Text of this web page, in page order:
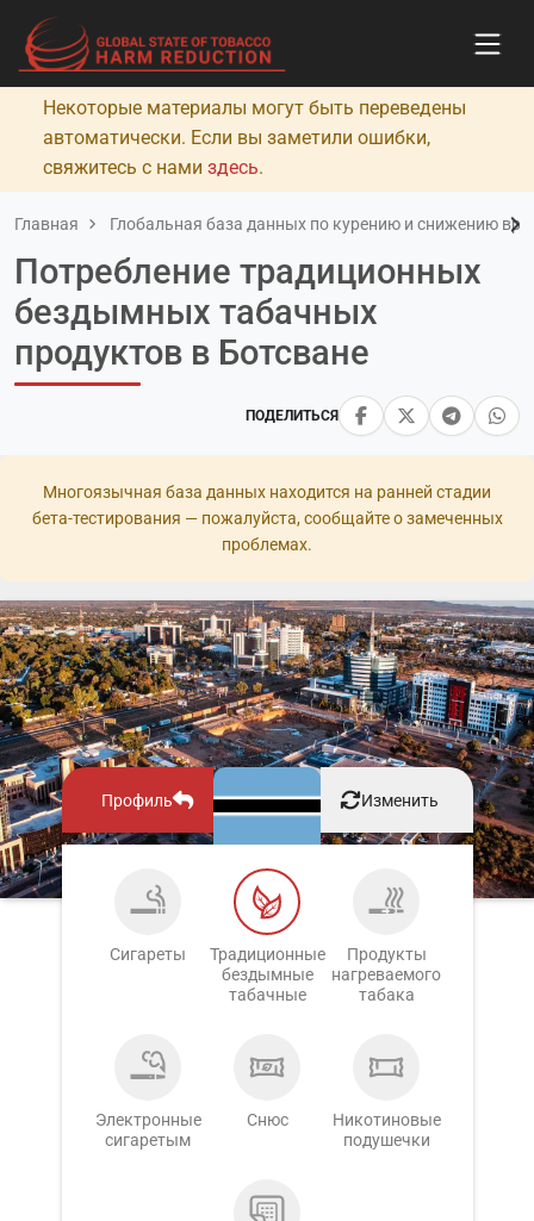
Некоторые материалы могут быть переведены
автоматически. Если вы заметили ошибки,
свяжитесь с нами здесь.
Главная Глобальная база данных по курению и снижению
ПОДЕЛИТЬСЯ
Потребление традиционных
бездымных табачных
продуктов в Ботсване
Многоязычная база данных находится на ранней стадии
бета-тестирования — пожалуйста, сообщайте о замеченных
проблемах.
Профиль Изменить
Сигареты
Традиционные
бездымные
табачные
Продукты
нагреваемого
табака
Электронные
сигаретым
Снюс
Никотиновые
подушечки